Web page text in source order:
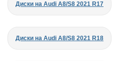
Диски на Audi A8/S8 2021 R17
Диски на Audi A8/S8 2021 R18